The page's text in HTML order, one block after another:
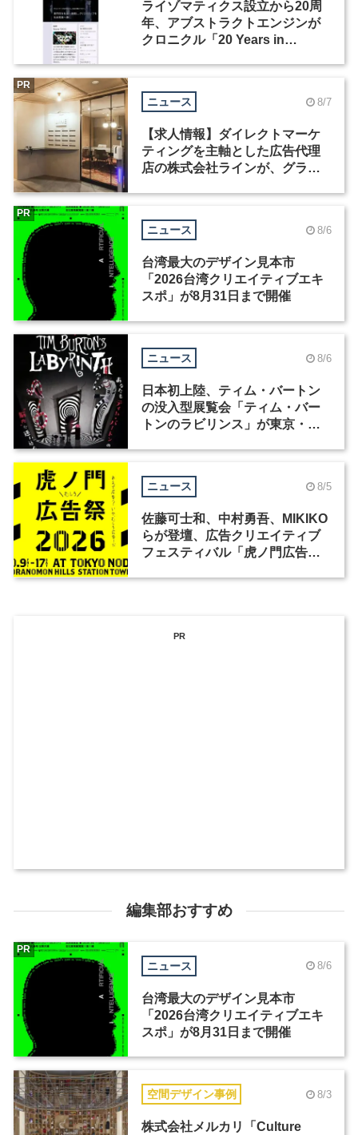
ライゾマティクス設立から20周
年、アブストラクトエンジンが
クロニクル「20 Years in
ニュース 8/7
【求人情報】ダイレクトマーケ
ティングを主軸とした広告代理
店の株式会社ラインが、グラフ
PR
ニュース 8/6
台湾最大のデザイン見本市
「2026台湾クリエイティブエキ
スポ」が8月31日まで開催
PR
ニュース 8/6
日本初上陸、ティム・バートン
の没入型展覧会「ティム・バー
トンのラビリンス」が東京・豊
ニュース 8/5
佐藤可士和、中村勇吾、MIKIKO
らが登壇、広告クリエイティブ
フェスティバル「虎ノ門広告
PR
編集部おすすめ
ニュース 8/6
台湾最大のデザイン見本市
「2026台湾クリエイティブエキ
スポ」が8月31日まで開催
PR
空間デザイン事例 8/3
株式会社メルカリ「Culture